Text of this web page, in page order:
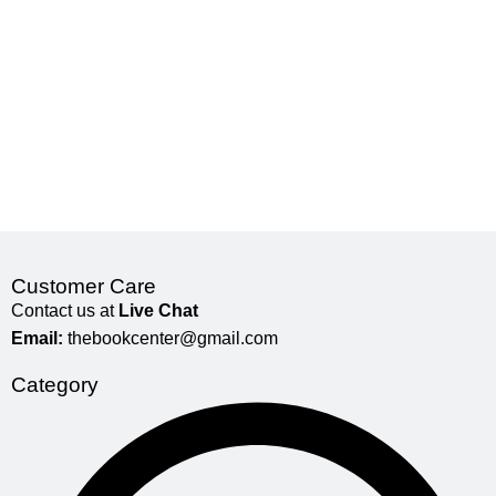
Customer Care
Contact us at Live Chat
Email: thebookcenter@gmail.com
Category